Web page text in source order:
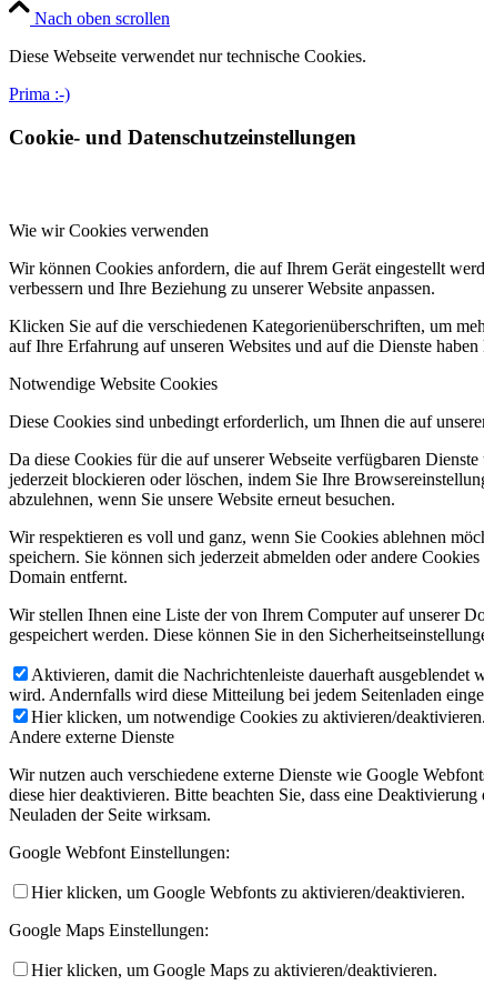
Nach oben scrollen
Diese Webseite verwendet nur technische Cookies.
Prima :-)
Cookie- und Datenschutzeinstellungen
Wie wir Cookies verwenden
Wir können Cookies anfordern, die auf Ihrem Gerät eingestellt
verbessern und Ihre Beziehung zu unserer Website anpassen.
Klicken Sie auf die verschiedenen Kategorienüberschriften, um
auf Ihre Erfahrung auf unseren Websites und auf die Dienste
Notwendige Website Cookies
Diese Cookies sind unbedingt erforderlich, um Ihnen die auf
Da diese Cookies für die auf unserer Webseite verfügbaren
jederzeit blockieren oder löschen, indem Sie Ihre
abzulehnen, wenn Sie unsere Website erneut besuchen.
Wir respektieren es voll und ganz, wenn Sie Cookies ablehnen
speichern. Sie können sich jederzeit abmelden oder andere
Domain entfernt.
Wir stellen Ihnen eine Liste der von Ihrem Computer auf unserer
gespeichert werden. Diese können Sie in den
Aktivieren, damit die Nachrichtenleiste dauerhaft
wird. Andernfalls wird diese Mitteilung bei jedem Seitenladen
Hier klicken, um notwendige Cookies zu aktivieren/deaktivieren.
Andere externe Dienste
Wir nutzen auch verschiedene externe Dienste wie Google
diese hier deaktivieren. Bitte beachten Sie, dass eine
Neuladen der Seite wirksam.
Google Webfont Einstellungen:
Hier klicken, um Google Webfonts zu aktivieren/deaktivieren.
Google Maps Einstellungen:
Hier klicken, um Google Maps zu aktivieren/deaktivieren.